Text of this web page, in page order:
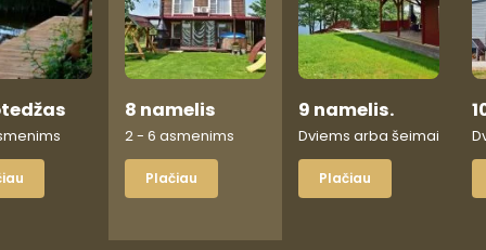
8 namelis
2 - 6 asmenims
Plačiau
9 namelis.
Dviems arba šeimai
Plačiau